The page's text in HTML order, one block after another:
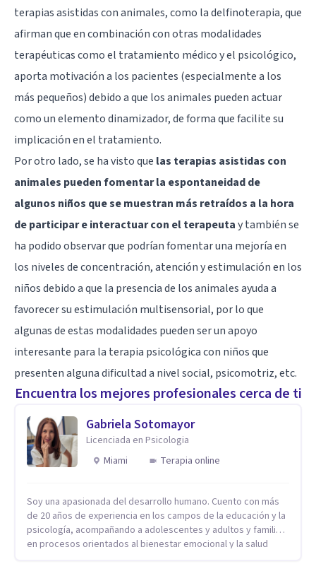
terapias asistidas con animales, como la delfinoterapia, que
afirman que en combinación con otras modalidades
terapéuticas como el tratamiento médico y el psicológico,
aporta motivación a los pacientes (especialmente a los
más pequeños) debido a que los animales pueden actuar
como un elemento dinamizador, de forma que facilite su
implicación en el tratamiento.
Por otro lado, se ha visto que las terapias asistidas con
animales pueden fomentar la espontaneidad de
algunos niños que se muestran más retraídos a la hora
de participar e interactuar con el terapeutay también se
ha podido observar que podrían fomentar una mejoría en
los niveles de concentración, atención y estimulación en los
niños debido a que la presencia de los animales ayuda a
favorecer su estimulación multisensorial, por lo que
algunas de estas modalidades pueden ser un apoyo
interesante para la terapia psicológica con niños que
presenten alguna dificultad a nivel social, psicomotriz, etc.
Encuentra los mejores profesionales cerca de ti
Gabriela Sotomayor
Licenciada en Psicologia
Miami
Terapia online
Soy una apasionada del desarrollo humano. Cuento con más
de 20 años de experiencia en los campos de la educación y la
psicología, acompañando a adolescentes y adultos y familias
en procesos orientados al bienestar emocional y la salud